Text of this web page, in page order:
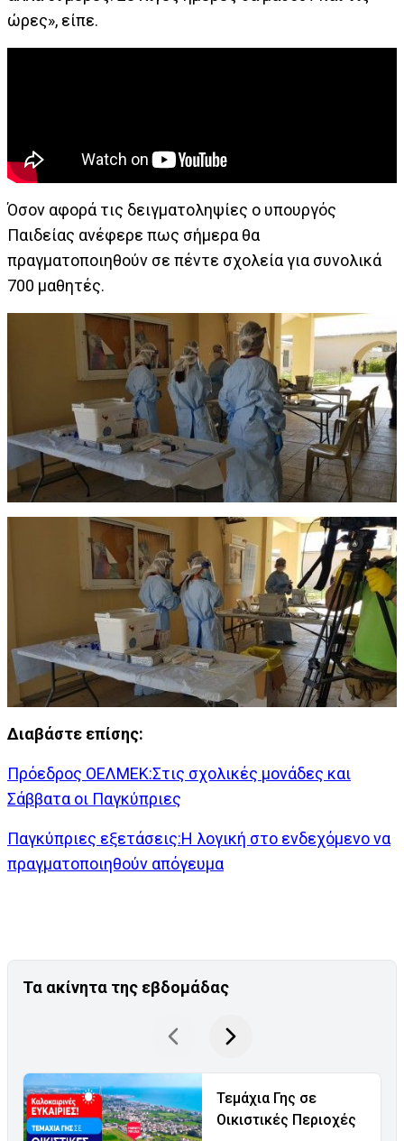
ώρες», είπε.
Όσον αφορά τις δειγματοληψίες ο υπουργός
Παιδείας ανέφερε πως σήμερα θα
πραγματοποιηθούν σε πέντε σχολεία για συνολικά
700 μαθητές.
Διαβάστε επίσης:
Πρόεδρος ΟΕΛΜΕΚ:Στις σχολικές μονάδες και
Σάββατα οι Παγκύπριες
Παγκύπριες εξετάσεις:H λογική στο ενδεχόμενο να
πραγματοποιηθούν απόγευμα
Τα ακίνητα της εβδομάδας
Τεμάχια Γης σε
Οικιστικές Περιοχές